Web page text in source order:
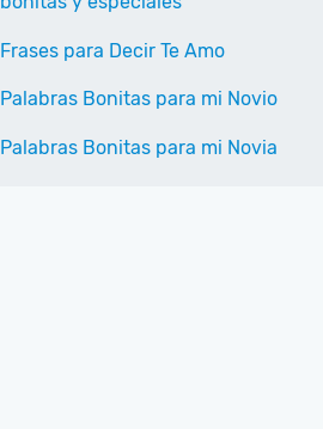
Frases para Decir Te Amo
Palabras Bonitas para mi Novio
Palabras Bonitas para mi Novia